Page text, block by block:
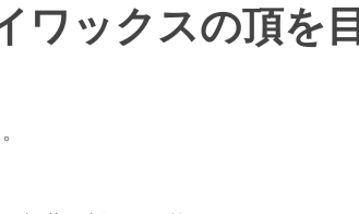
ワックスの頂を